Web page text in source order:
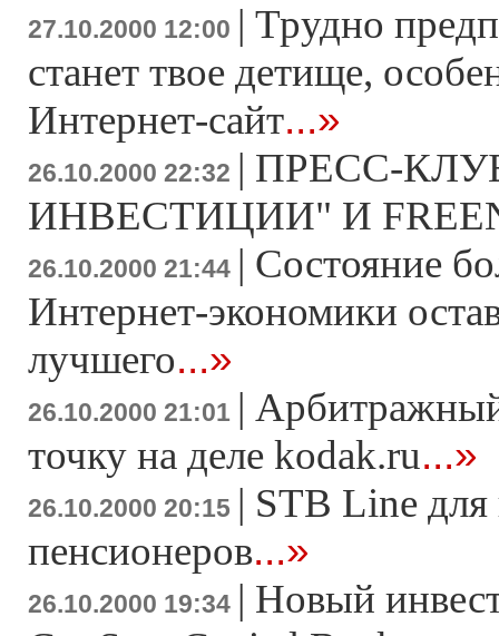
27.10.2000 12:00 | Трудно
станет твое детище,
Интернет-сайт...»
26.10.2000 22:32 | ПРЕСС-
ИНВЕСТИЦИИ" И
26.10.2000 21:44 | Состояние
Интернет-экономики
лучшего...»
26.10.2000 21:01 |
точку на деле kodak.ru...»
26.10.2000 20:15 | STB Line
пенсионеров...»
26.10.2000 19:34 | Новый